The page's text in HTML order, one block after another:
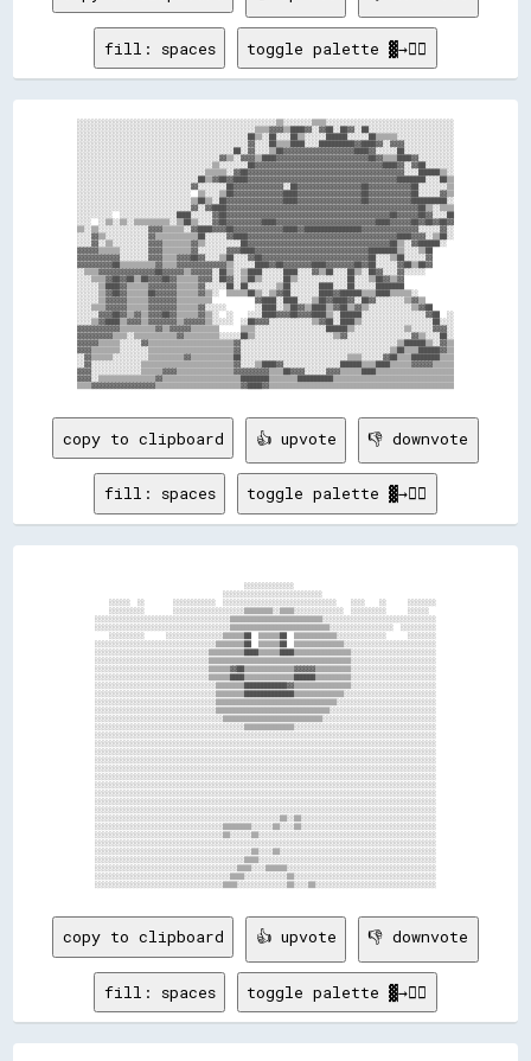
fill: spaces toggle palette ▓→✊🏽
░░░░░░░░░░░░░░░░░░░░░░░░░░░░░░░░░░░░░░░░░░░░░░░░░░░░░░░░▒▒░░░░░░░░▒▒▒▒░░░░░░░░░░░░░░░░░░░░░░░░░░░░░░░░░░░░
░░░░░░░░░░░░░░░░░░░░░░░░░░░░░░░░░░░░░░░░░░░░░░░░░░▒▒▒▒▓▓▓▓▒▒████▓▓░░▓▓██░░██▓▓░░██░░░░░░░░░░░░░░░░░░░░░░░░
░░░░░░░░░░░░░░░░░░░░░░░░░░░░░░░░░░░░░░░░░░░░░░░░██▒▒░░██░░░░██▒▒░░░░░░██████░░░░░░██▒▒▒▒▒▒░░░░░░░░░░░░░░░░
░░░░░░░░░░░░░░░░░░░░░░░░░░░░░░░░░░░░░░░░░░░░░░░░▓▓░░░░██▒▒▒▒████░░░░██████████▓▓████▓▓░░▓▓▓▓░░░░░░░░░░░░░░
░░░░░░░░░░░░░░░░░░░░░░░░░░░░░░░░░░░░░░░░░░░░██░░▓▓░░░░▒▒██▓▓▓▓▓▓▓▓▓▓▓▓▓▓▓▓▓▓▓▓████▓▓░░░░░░██░░░░░░░░░░░░░░
░░░░░░░░░░░░░░░░░░░░░░░░░░░░░░░░░░░░░░░░▓▓▒▒░░▓▓▓▓▒▒████▓▓▓▓▓▓▓▓▓▓▓▓▓▓▓▓▓▓▓▓▓▓▓▓▓▓██▓▓▒▒▒▒████▓▓░░░░░░░░░░
░░░░░░░░░░░░░░░░░░░░░░░░░░░░░░░░░░░░░░▒▒░░░░░░░░██▓▓▓▓▓▓▓▓▓▓▓▓▓▓▓▓▓▓▓▓▓▓▓▓▓▓▓▓▓▓▓▓▓▓▓▓████▓▓░░▓▓██░░░░░░░░
░░░░░░░░░░░░░░░░░░░░░░░░░░░░░░░░░░░░▒▒▒▒▒▒░░▓▓██▓▓▓▓▓▓▓▓▓▓▓▓▓▓▓▓▓▓▓▓▓▓▓▓▓▓▓▓▓▓▓▓▓▓▓▓▓▓▓▓▓▓▓▓░░░░██████▒▒░░
░░░░░░░░░░░░░░░░░░░░░░░░░░░░░░░░░░██▒▒▓▓██▓▓████▓▓▓▓▓▓▓▓▓▓▓▓▓▓▓▓▓▓▓▓▓▓▓▓▓▓▓▓▓▓▓▓▓▓▓▓▓▓▓▓▓▓████████░░░░██▒▒
░░░░░░░░░░░░░░░░░░░░░░░░░░░░░░░░▓▓░░░░░░░░██▓▓▓▓▓▓▓▓▓▓▓▓▓▓░░██▓▓▓▓▓▓▓▓▓▓▓▓▓▓▓▓▓▓██▓▓▓▓▓▓▓▓▓▓▓▓██░░░░░░░░▒▒
░░░░░░░░░░░░░░░░░░░░░░░░░░░░░░░░  ▒▒░░░░▒▒██▓▓▓▓▓▓▓▓▓▓▓▓▓▓████▓▓▓▓▓▓▓▓▓▓▓▓▓▓▓▓▓▓██▓▓▓▓▓▓▓▓▓▓▓▓██░░░░░░▓▓▒▒
░░░░░░░░░░░░░░░░░░░░░░░░░░░░░░░░▒▒██▒▒░░██▓▓▓▓▓▓▓▓▓▓▓▓▓▓▓▓████▓▓▓▓▓▓▓▓▓▓▓▓▓▓▓▓▓▓██▓▓▓▓▓▓▓▓▓▓▓▓██████████░░
░░░░░░░░░░░░░░░░░░░░░░░░░░░░░░░░▓▓░░▓▓████▓▓▓▓▓▓▓▓▓▓▓▓▓▓▓▓▓▓▓▓▓▓▓▓▓▓▓▓▓▓▓▓▓▓▓▓▓▓▓▓▓▓▓▓▓▓▓▓▓▓▓▓▓▓██▒▒░░▒▒▒▒
░░░░░░░░░░  ░░░░░░░░░░░░░░░░████░░░░░░▓▓██▓▓▓▓▓▓▓▓▓▓▓▓▓▓▓▓▓▓▓▓▓▓▓▓▓▓▓▓▓▓▓▓▓▓▓▓▓▓▓▓▓▓▓▓▓▓██▓▓▓▓▓▓██▓▓░░░░██
░░░░  ░░▒▒░░▒▒░░▒▒▒▒▒▒▒▒▒▒░░▒▒██▒▒░░░░▓▓██▓▓▓▓▓▓▓▓▓▓████▓▓▓▓▓▓▓▓▓▓▓▓▓▓▓▓▓▓▓▓▓▓▓▓▓▓▓▓████▓▓▓▓▓▓██▓▓██▓▓██▓▓
▒▒░░▒▒░░░░░░░░░░░░░░▓▓▓▓▒▒▒▒▒▒░░▓▓████▓▓▓▓██▓▓▓▓▓▓▓▓▓▓▓▓▓▓████▓▓████████████████▓▓▓▓▓▓▓▓▓▓▓▓▓▓▓▓░░░░░░▓▓░░
░░░░▓▓▒▒░░░░░░░░░░░░▓▓▒▒▒▒▒▒▒▒▒▒▒▒██░░░░░░▓▓████▓▓▓▓▓▓▓▓▓▓▓▓▓▓▓▓▓▓▓▓▓▓▓▓▓▓▓▓▓▓▓▓▓▓▓▓▓▓▓▓▓▓████▓▓▓▓░░▒▒██░░
░░░░▓▓░░▒▒░░░░░░░░░░▓▓▓▓▒▒▒▒▒▒▒▒▓▓▒▒░░░░░░░░░░██▓▓▓▓▓▓▓▓▓▓▓▓▓▓▓▓▓▓▓▓▓▓▓▓▓▓▓▓▓▓▓▓▓▓▓▓▓▓▓▓██▒▒░░▓▓██████░░
▓▓▓▓▓▓▒▒▒▒▒▒░░░░░░░░▓▓▓▓▒▒▒▒▒▒▒▒▓▓░░░░░░░░▓▓▓▓████▓▓▓▓▓▓▓▓▓▓▓▓▓▓▓▓▓▓▓▓▓▓▓▓▓▓▓▓▓▓▓▓████████▒▒░░░░▒▒██
▓▓▓▓▓▓▓▓▓▓▓▓░░░░░░░░▓▓▓▓▒▒▒▒▓▓▓▓██▓▓░░░░▒▒██░░░░▓▓██▓▓▓▓▓▓▓▓▓▓▓▓▓▓▓▓▓▓▓▓▓▓▓▓▓▓▓▓▓▓██░░░░▒▒██░░░░░░▓▓
▓▓▓▓▓▓▓▓▓▓██▒▒▒▒▒▒▒▒▒▒▓▓▒▒▒▒▓▓▓▓▓▓▓▓▓▓▓▓▓▓▒▒░░░░░░████▓▓██▓▓▓▓▓▓▓▓████▓▓▓▓▓▓▓▓██▓▓██░░░░░░▓▓██▒▒██▓▓
░░▒▒▒▒▓▓▓▓▓▓▓▓▓▓▓▓▓▓▓▓██▓▓▓▓▓▓▒▒▓▓▓▓▓▓░░██▒▒░░▒▒████░░░░░░████░░░░▓▓▒▒██░░░░██▒▒░░██▓▓░░░░▓▓░░░░░░
░░░░▒▒▒▒▓▓██▓▓██▒▒██▓▓▓▓██▓▓▒▒▒▒▒▒▓▓▓▓░░██▓▓░░▒▒██▒▒░░░░░░██▒▒░░░░░░░░░░░░░░██░░░░▒▒██▓▓▒▒▓▓
░░░░░░▒▒████▓▓▒▒▒▒▒▒▓▓▓▓▓▓▓▓▒▒▒▒▒▒▓▓░░░░░░██░░██░░░░░░░░▒▒██░░░░░░░░████░░░░██░░░░░░████████
░░░░░░▒▒▓▓██▓▓▒▒▒▒▒▒██▓▓▓▓▓▓▒▒▒▒▒▒▓▓▒▒░░  ▒▒▒▒▒▒██▒▒░░▒▒▓▓██░░░░░░░░████▓▓██████▒▒▒▒████▒▒▒▒▒▒░░
░░░░░░▒▒▓▓▓▓▓▓▒▒▒▒▒▒▓▓▓▓▓▓▓▓▒▒▒▒▒▒▒▒▒▒            ▓▓████░░████░░░░▒▒██▓▓████▓▓░░██▓▓░░░░░░░░▒▒▓▓▒▒
░░░░▒▒▒▒▓▓▓▓▓▓▒▒▒▒▒▒▓▓▓▓▓▓▓▓▒▒▒▒▒▒▓▓░░░░░░        ░░████░░▒▒██▓▓▒▒████▒▒▓▓██▒▒▓▓▒▒░░░░░░░░░░░░▒▒▓▓██
░░░░░░▓▓▓▓██▓▓▒▒▓▓▒▒▓▓▓▓██▓▓▒▒▒▒▒▒▓▓▒▒░░  ░░    ░░░░████▓▓▓▓██▓▓▓▓████▒▒░░██████░░░░░░░░░░░░░░░░░░▓▓██  ░░
░░░░▒▒▓▓████▒▒▓▓▓▓▒▒▓▓▓▓▓▓▓▓▒▒▓▓▓▓▓▓▒▒░░░░░░  ░░██▓▓▓▓░░░░░░░░░░░░▒▒▓▓██░░████▒▒░░░░░░░░░░░░░░░░░░░░██░░░░
▓▓▓▓▓▓▓▓▓▓▓▓▒▒▒▒▒▒▒▒▒▒▓▓▒▒▓▓▓▓▓▓▒▒▒▒▒▒▒▒      ▒▒▒▒░░░░░░░░░░░░░░░░░░░░██████▒▒░░░░░░░░░░░░░░▒▒░░░░░░▓▓▓▓░░
▓▓▓▓▓▓▓▓▓▓▒▒▒▒░░▒▒▒▒▒▒▒▒▒▒▒▒▓▓▒▒▒▒▒▒▒▒▒▒░░░░░░██▒▒░░░░░░░░░░░░░░░░░░░░░░▒▒▓▓░░░░░░░░░░░░░░░░░░▓▓▒▒░░░░██░░
▓▓▓▓▓▓▒▒▒▒▒▒░░░░░░▓▓▒▒▒▒▒▒▒▒▒▒▒▒▒▒▒▒▒▒▒▒▒▒▒▒▓▓░░░░░░░░░░░░░░░░░░░░░░░░░░░░░░░░░░░░░░░░░░░░▒▒██████▒▒░░▓▓▒▒
▓▓▓▓▒▒▒▒▒▒▒▒░░░░░░░░▒▒▒▒▒▒▒▒▒▒▒▒▒▒▒▒▒▒▒▒▒▒▒▒▓▓░░░░░░░░░░░░░░░░░░░░░░░░░░░░░░░░░░░░░░░░░░▒▒██▒▒▒▒██████▓▓▒▒
░░▓▓▒▒▒▒▒▒░░░░░░░░░░▒▒▒▒▒▒▒▒▒▒▓▓▒▒▒▒▒▒▒▒▒▒▒▒██░░░░░░░░░░░░░░░░░░░░░░░░░░░░░░▒▒▒▒░░░░░░▓▓██▒▒▒▒████████▒▒▒▒
░░▓▓░░░░░░░░░░░░░░▒▒▒▒▒▒▒▒▒▒▒▒▒▒▒▒▒▒▒▒▒▒▒▒▒▒▓▓░░░░▒▒████▓▓░░░░░░░░░░░░░░░░██████▒▒▒▒████▒▒▒▒▒▒▓▓▓▓▓▓▒▒▒▒▒▒
▓▓▓▓░░░░░░░░░░░░░░▒▒▒▒▒▒▓▓▓▓▒▒▒▒▒▒▒▒▒▒▒▒▒▒▒▒▓▓▓▓▓▓▓▓▓▓▒▒▒▒██▓▓▓▓░░░░░░▓▓▓▓▒▒▒▒▒▒████▒▒▒▒▒▒▒▒▒▒▒▒▒▒▒▒▒▒▒▒▒▒
▓▓▓▓░░▒▒▒▒▒▒▒▒▒▒▒▒▒▒▒▒▓▓▒▒▒▒▒▒▒▒▒▒▒▒▒▒▒▒▒▒▒▒▒▒████████▒▒▒▒▒▒▒▒██████████▒▒▒▒▒▒▒▒▒▒▒▒▒▒▒▒▒▒▒▒▒▒▒▒▒▒▒▒▒▒▒▒▒▒
copy to clipboard 👍 upvote 👎 downvote
fill: spaces toggle palette ▓→✊🏽
                                          ░░░░░░░░░░░░░░
                                    ░░░░░░░░░░░░░░░░░░░░░░░░░░░░
    ░░░░░░  ░░        ░░░░░░░░░░░░  ░░░░░░░░░░░░░░░░░░░░░░░░░░░░░░░░    ░░░░    ░░      ░░░░░░░░
    ░░░░░░░░░░        ░░░░░░░░░░░░░░░░░░░░▒▒▒▒▒▒▒▒░░▒▒▒▒░░░░░░░░░░░░░░  ░░░░░░░░░░      ░░░░░░
░░░░░░░░░░░░░░░░░░░░░░░░░░░░░░░░░░░░░░▒▒▒▒▒▒▒▒▒▒▒▒▒▒▒▒▒▒▒▒▒▒▒▒▒▒░░░░░░░░░░░░░░░░░░░░░░░░░░░░░░░░
░░░░░░░░░░░░░░░░░░░░░░░░░░░░░░░░░░░░░░▒▒▒▒▒▒▒▒▒▒▒▒▒▒▒▒▒▒▒▒▒▒▒▒▒▒▒▒░░░░░░░░░░░░░░░░░░  ░░░░░░░░░░
    ░░░░░░░░░░      ░░░░░░░░░░░░░░░░▒▒▒▒▒▒██  ▒▒▒▒▒▒██  ▒▒▒▒▒▒▒▒▒▒▒▒░░░░░░░░░░░░░░      ░░░░░░░░
░░░░░░░░░░░░░░░░░░░░░░░░░░░░░░░░░░▒▒▒▒▒▒▒▒██  ▒▒▒▒▒▒██  ▒▒▒▒▒▒▒▒▒▒▒▒▒▒░░░░░░░░░░░░░░░░░░░░░░░░░░
░░░░░░░░░░░░░░░░░░░░░░░░░░░░░░░░▒▒▒▒▒▒▒▒▒▒████▒▒▒▒▒▒████▒▒▒▒▒▒▒▒▒▒▒▒▒▒▒▒░░░░░░░░░░░░░░░░░░░░░░░░
░░░░░░░░░░░░░░░░░░░░░░░░░░░░░░░░▒▒▒▒▒▒▒▒▒▒▒▒▒▒▒▒▒▒▒▒▒▒▒▒▒▒▒▒▒▒▒▒▒▒▒▒▒▒▒▒░░░░░░░░░░░░░░░░░░░░░░░░
░░░░░░░░░░░░░░░░░░░░░░░░░░░░░░░░▒▒▒▒▒▒▓▓██▒▒▒▒▒▒▒▒▒▒▒▒▒▒▓▓▓▓▓▓▒▒▒▒▒▒▒▒▒▒░░░░░░░░░░░░░░░░░░░░░░░░
░░░░░░░░░░░░░░░░░░░░░░░░░░░░░░░░▒▒▒▒▒▒████▒▒▒▒▒▒▒▒▒▒▒▒▒▒██████▒▒▒▒▒▒▒▒▒▒░░░░░░░░░░░░░░░░░░░░░░░░
░░░░░░░░░░░░░░░░░░░░░░░░░░░░░░░░░░▒▒▒▒▒▒▒▒████████████▓▓▒▒▒▒▒▒▒▒▒▒▒▒▒▒▒▒░░░░░░░░░░░░░░░░░░░░░░░░
░░░░░░░░░░░░░░░░░░░░░░░░░░░░░░░░░░▒▒▒▒▒▒▒▒██████████████▒▒▒▒▒▒▒▒▒▒▒▒▒▒░░░░░░░░░░░░░░░░░░░░░░░░░░
░░░░░░░░░░░░░░░░░░░░░░░░░░░░░░░░░░▒▒▒▒▒▒▒▒▒▒▒▒▒▒▒▒▒▒▒▒▒▒▒▒▒▒▒▒▒▒▒▒▒▒░░░░░░░░░░░░░░░░░░░░░░░░░░░░
░░░░░░░░░░░░░░░░░░░░░░░░░░░░░░░░░░▒▒▒▒▒▒▒▒▒▒▒▒▒▒▒▒▒▒▒▒▒▒▒▒▒▒▒▒▒▒▒▒░░░░░░░░░░░░░░░░░░░░░░░░░░░░░░
░░░░░░░░░░░░░░░░░░░░░░░░░░░░░░░░░░░░▒▒▒▒▒▒▒▒▒▒▒▒▒▒▒▒▒▒▒▒▒▒▒▒▒▒▒▒░░░░░░░░░░░░░░░░░░░░░░░░░░░░░░░░
░░░░░░░░░░░░░░░░░░░░░░░░░░░░░░░░░░░░░░░░░░▒▒▒▒▒▒▒▒▒▒▒▒▒▒░░░░░░░░░░░░░░░░░░░░░░░░░░░░░░░░░░░░░░░░
░░░░░░░░░░░░░░░░░░░░░░░░░░░░░░░░░░░░░░░░░░░░░░░░░░░░░░░░░░░░░░░░░░░░░░░░░░░░░░░░░░░░░░░░░░░░░░░░
░░░░░░░░░░░░░░░░░░░░░░░░░░░░░░░░░░░░░░░░░░░░░░░░░░░░░░░░░░░░░░░░░░░░░░░░░░░░░░░░░░░░░░░░░░░░░░░░
░░░░░░░░░░░░░░░░░░░░░░░░░░░░░░░░░░░░░░░░░░░░░░░░░░░░░░░░░░░░░░░░░░░░░░░░░░░░░░░░░░░░░░░░░░░░░░░░
░░░░░░░░░░░░░░░░░░░░░░░░░░░░░░░░░░░░░░░░░░░░░░░░░░░░░░░░░░░░░░░░░░░░░░░░░░░░░░░░░░░░░░░░░░░░░░░░
░░░░░░░░░░░░░░░░░░░░░░░░░░░░░░░░░░░░░░░░░░░░░░░░░░░░░░░░░░░░░░░░░░░░░░░░░░░░░░░░░░░░░░░░░░░░░░░░
░░░░░░░░░░░░░░░░░░░░░░░░░░░░░░░░░░░░░░░░░░░░░░░░░░░░░░░░░░░░░░░░░░░░░░░░░░░░░░░░░░░░░░░░░░░░░░░░
░░░░░░░░░░░░░░░░░░░░░░░░░░░░░░░░░░░░░░░░░░░░░░░░░░░░░░░░░░░░░░░░░░░░░░░░░░░░░░░░░░░░░░░░░░░░░░░░
░░░░░░░░░░░░░░░░░░░░░░░░░░░░░░░░░░░░░░░░░░░░░░░░░░░░░░░░░░░░░░░░░░░░░░░░░░░░░░░░░░░░░░░░░░░░░░░░
░░░░░░░░░░░░░░░░░░░░░░░░░░░░░░░░░░░░░░░░░░░░░░░░░░░░░░░░░░░░░░░░░░░░░░░░░░░░░░░░░░░░░░░░░░░░░░░░
░░░░░░░░░░░░░░░░░░░░░░░░░░░░░░░░░░░░░░░░░░░░░░░░░░░░░░░░░░░░░░░░░░░░░░░░░░░░░░░░░░░░░░░░░░░░░░░░
░░░░░░░░░░░░░░░░░░░░░░░░░░░░░░░░░░░░░░░░░░░░░░░░░░░░▒▒░░▒▒░░░░░░░░░░░░░░░░░░░░░░░░░░░░░░░░░░░░░░
░░░░░░░░░░░░░░░░░░░░░░░░░░░░░░░░░░░░▒▒▒▒▒▒▒▒░░░░░░▒▒░░░░▒▒░░░░░░░░░░░░░░░░░░░░░░░░░░░░░░░░░░░░░░
░░░░░░░░░░░░░░░░░░░░░░░░░░░░░░░░░░░░▒▒░░░░░░▒▒░░░░░░░░░░░░░░░░░░░░░░░░░░░░░░░░░░░░░░░░░░░░░░░░░░
░░░░░░░░░░░░░░░░░░░░░░░░░░░░░░░░░░░░░░░░░░░░░░░░░░░░░░░░░░░░░░░░░░░░░░░░░░░░░░░░░░░░░░░░░░░░░░░░
░░░░░░░░░░░░░░░░░░░░░░░░░░░░░░░░░░░░░░░░░░░░▒▒░░░░▒▒░░░░░░░░░░░░░░░░░░░░░░░░░░░░░░░░░░░░░░░░░░░░
░░░░░░░░░░░░░░░░░░░░░░░░░░░░░░░░░░░░░░░░░░▒▒▒▒░░░░░░░░░░░░░░░░░░░░░░░░░░░░░░░░░░░░░░░░░░░░░░░░░░
░░░░░░░░░░░░░░░░░░░░░░░░░░░░░░░░░░░░░░░░▒▒▒▒░░░░▒▒▒▒▒▒░░░░░░░░░░░░░░░░░░░░░░░░░░░░░░░░░░░░░░░░░░
░░░░░░░░░░░░░░░░░░░░░░░░░░░░░░░░░░░░░░▒▒▒▒░░░░░░░░░░░░▒▒░░░░░░░░░░░░░░░░░░░░░░░░░░░░░░░░░░░░░░░░
copy to clipboard 👍 upvote 👎 downvote
fill: spaces toggle palette ▓→✊🏽